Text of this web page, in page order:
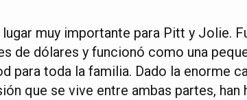
muy importante para Pitt y Jolie.
de dólares y funcionó como una
para toda la familia. Dado la enorme
que se vive entre ambas partes, han